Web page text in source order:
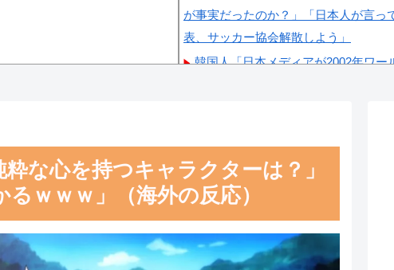
が事実だったのか？」「日本人が言
表、サッカー協会解散しよう」
韓国人「日本メディアが2002年ワ
韓国人「海外で韓国サッカーの
てるんだ…？（ﾌﾞﾙﾌﾞﾙ」＝韓国の反応
な心を持つキャラクターは？」
ｗｗｗ」（海外の反応）